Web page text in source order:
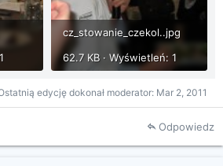
cz_stowanie_czekol..jpg
62.7 KB · Wyświetleń: 1
edycję dokonał moderator: Mar 2, 2011
Odpowiedz